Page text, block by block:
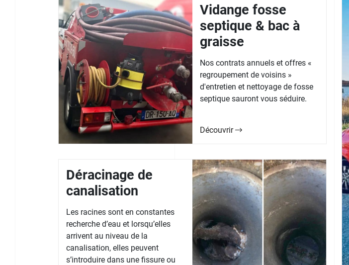
Vidange fosse
septique & bac à
graisse
Nos contrats annuels et offres «
regroupement de voisins »
d'entretien et nettoyage de fosse
septique sauront vous séduire.
Découvrir
Déracinage de
canalisation
Les racines sont en constantes
recherche d’eau et lorsqu’elles
arrivent au niveau de la
canalisation, elles peuvent
s’introduire dans une fissure ou